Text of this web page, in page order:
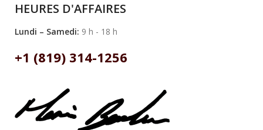
HEURES D'AFFAIRES
Lundi – Samedi: 9 h - 18 h
+1 (819) 314-1256